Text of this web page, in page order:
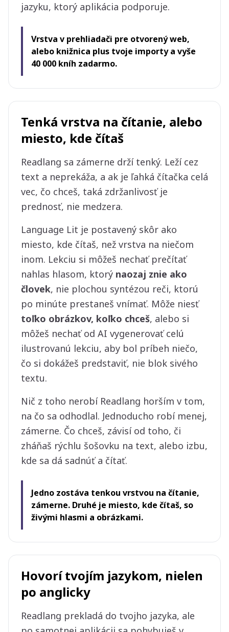
jazyku, ktorý aplikácia podporuje.
Vrstva v prehliadači pre otvorený web,
alebo knižnica plus tvoje importy a vyše
40 000 kníh zadarmo.
Tenká vrstva na čítanie, alebo
miesto, kde čítaš
Readlang sa zámerne drží tenký. Leží cez
text a neprekáža, a ak je ľahká čítačka celá
vec, čo chceš, taká zdržanlivosť je
prednosť, nie medzera.
Language Lit je postavený skôr ako
miesto, kde čítaš, než vrstva na niečom
inom. Lekciu si môžeš nechať prečítať
nahlas hlasom, ktorý naozaj znie ako
človek, nie plochou syntézou reči, ktorú
po minúte prestaneš vnímať. Môže niesť
toľko obrázkov, koľko chceš, alebo si
môžeš nechať od AI vygenerovať celú
ilustrovanú lekciu, aby bol príbeh niečo,
čo si dokážeš predstaviť, nie blok sivého
textu.
Nič z toho nerobí Readlang horším v tom,
na čo sa odhodlal. Jednoducho robí menej,
zámerne. Čo chceš, závisí od toho, či
zháňaš rýchlu šošovku na text, alebo izbu,
kde sa dá sadnúť a čítať.
Jedno zostáva tenkou vrstvou na čítanie,
zámerne. Druhé je miesto, kde čítaš, so
živými hlasmi a obrázkami.
Hovorí tvojím jazykom, nielen
po anglicky
Readlang prekladá do tvojho jazyka, ale